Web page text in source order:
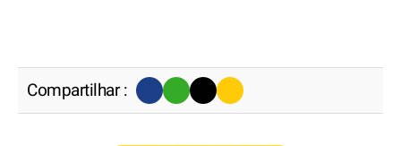
Compartilhar :